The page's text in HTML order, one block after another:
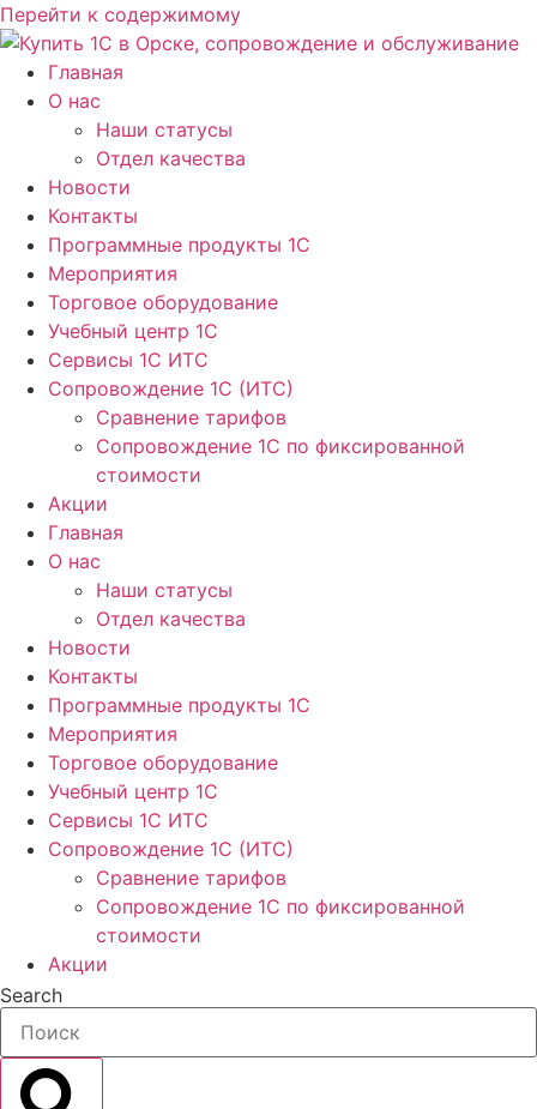
Перейти к содержимому
Главная
О нас
Наши статусы
Отдел качества
Новости
Контакты
Программные продукты 1C
Мероприятия
Торговое оборудование
Учебный центр 1C
Сервисы 1C ИТС
Сопровождение 1С (ИТС)
Сравнение тарифов
Сопровождение 1С по фиксированной
стоимости
Акции
Главная
О нас
Наши статусы
Отдел качества
Новости
Контакты
Программные продукты 1C
Мероприятия
Торговое оборудование
Учебный центр 1C
Сервисы 1C ИТС
Сопровождение 1С (ИТС)
Сравнение тарифов
Сопровождение 1С по фиксированной
стоимости
Акции
Search